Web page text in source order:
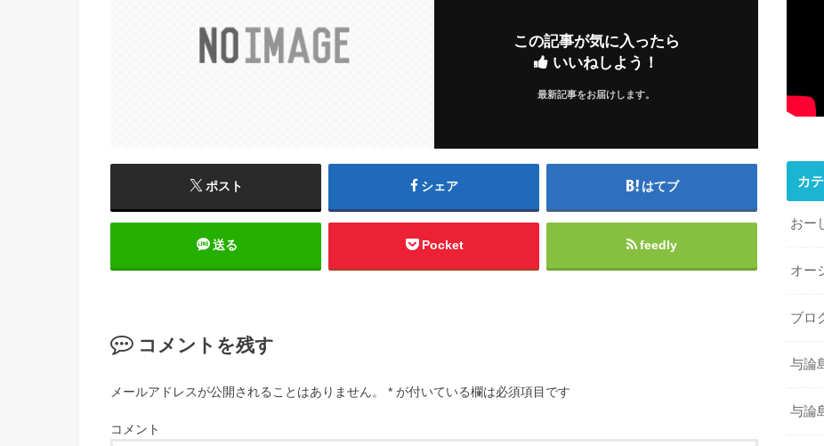
この記事が気に入ったら
いいねしよう！
最新記事をお届けします。
ポスト シェア はてブ
送る Pocket feedly
コメントを残す
メールアドレスが公開されることはありません。 * が付いている欄は必須項目です
コメント
カ
おー
オー
ブロ
与論
与論